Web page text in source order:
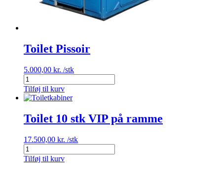
Toilet Pissoir
5.000,00 kr. /stk
Toilet
Pissoir
antal
Tilføj til kurv
Toilet 10 stk VIP på ramme
17.500,00 kr. /stk
Toilet
10
Tilføj til kurv